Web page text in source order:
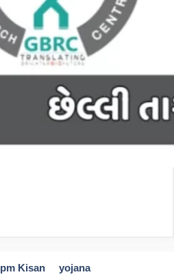
pm Kisan
yojana